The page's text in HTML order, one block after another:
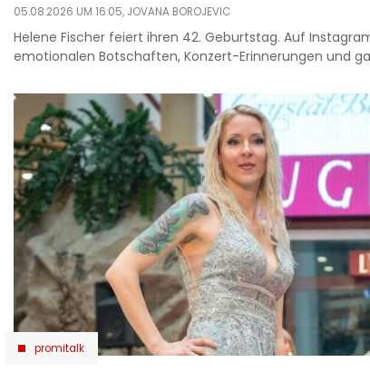
05.08.2026 UM 16:05, JOVANA BOROJEVIC
Helene Fischer feiert ihren 42. Geburtstag. Auf
emotionalen Botschaften, Konzert-Erinnerungen und
promitalk